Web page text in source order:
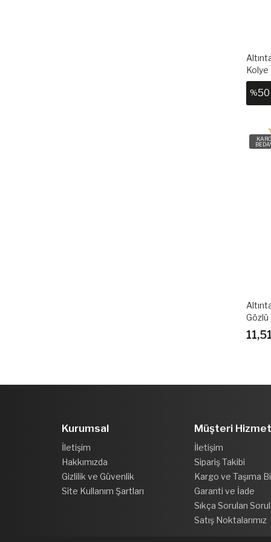
Kolye
%50
Kurumsal
İletişim
Hakkımızda
Gizlilik ve Güvenlik
Site Kullanım Şartları
Müşteri
İletişim
Sipariş Takibi
Kargo ve Taşıma
Garanti ve İade
Sıkça Sorulan
Satış Noktalarımız